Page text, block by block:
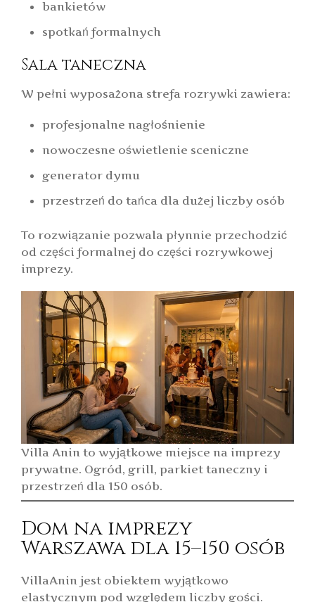
bankietów
spotkań formalnych
Sala taneczna
W pełni wyposażona strefa rozrywki zawiera:
profesjonalne nagłośnienie
nowoczesne oświetlenie sceniczne
generator dymu
przestrzeń do tańca dla dużej liczby osób
To rozwiązanie pozwala płynnie przechodzić
od części formalnej do części rozrywkowej
imprezy.
Villa Anin to wyjątkowe miejsce na imprezy
prywatne. Ogród, grill, parkiet taneczny i
przestrzeń dla 150 osób.
Dom na imprezy
Warszawa dla 15–150 osób
VillaAnin jest obiektem wyjątkowo
elastycznym pod względem liczby gości.